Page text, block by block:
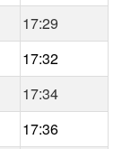
17:29
17:32
17:34
17:36